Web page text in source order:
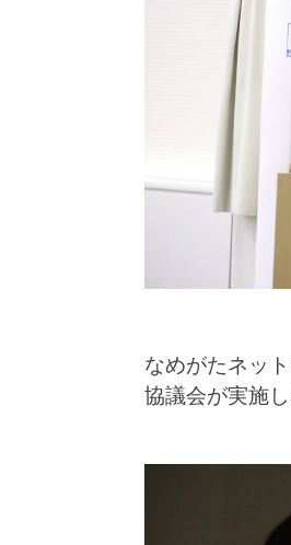
なめがたネッ
協議会が実施